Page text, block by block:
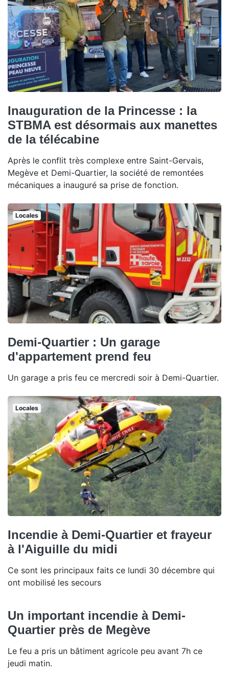
Inauguration de la Princesse : la
STBMA est désormais aux manettes
de la télécabine
Après le conflit très complexe entre Saint-Gervais,
Megève et Demi-Quartier, la société de remontées
mécaniques a inauguré sa prise de fonction.
Locales
Demi-Quartier : Un garage
d'appartement prend feu
Un garage a pris feu ce mercredi soir à Demi-Quartier.
Locales
Incendie à Demi-Quartier et frayeur
à l'Aiguille du midi
Ce sont les principaux faits ce lundi 30 décembre qui
ont mobilisé les secours
Un important incendie à Demi-
Quartier près de Megève
Le feu a pris un bâtiment agricole peu avant 7h ce
jeudi matin.